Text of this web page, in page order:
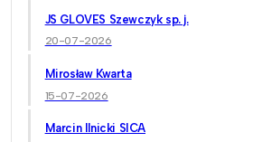
JS GLOVES Szewczyk sp. j.
20-07-2026
Mirosław Kwarta
15-07-2026
Marcin Ilnicki SICA